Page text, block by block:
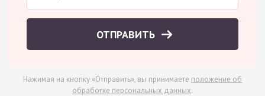
ОТПРАВИТЬ
Нажимая на кнопку «Отправить», вы принимаете положение об
обработке персональных данных.